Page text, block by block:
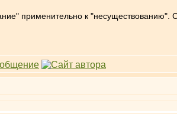
применительно к "несуществованию".